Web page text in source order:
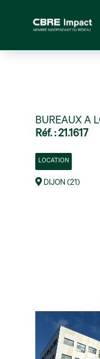
BUREAUX A
Réf. : 21.1617
LOCATION
DIJON (21)